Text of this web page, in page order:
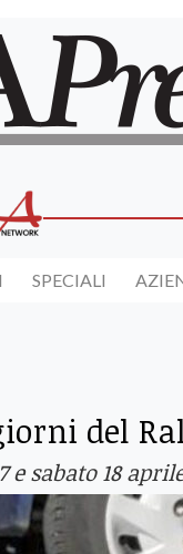
SPECIALI
del
e sabato 18